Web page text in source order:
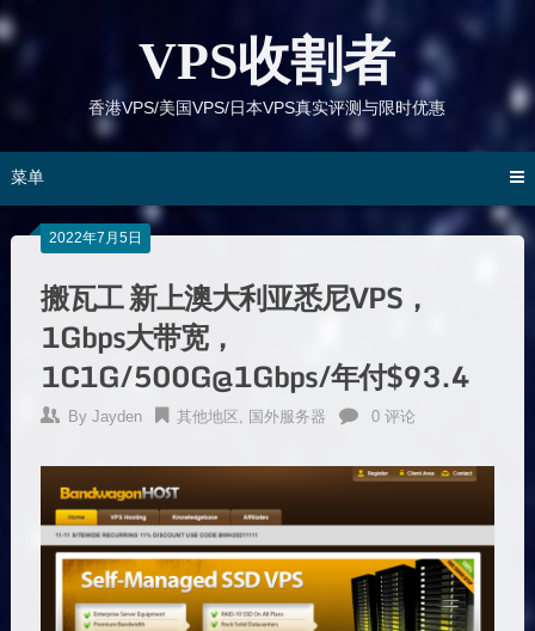
跳
到
VPS收割者
香港VPS/美国VPS/日本VPS真实评测与限时优惠
菜单
2022年7月5日
搬瓦工 新上澳大利亚悉尼VPS，
1Gbps大带宽，
1C1G/500G@1Gbps/年付$93.4
By Jayden 其他地区, 国外服务器 0 评论